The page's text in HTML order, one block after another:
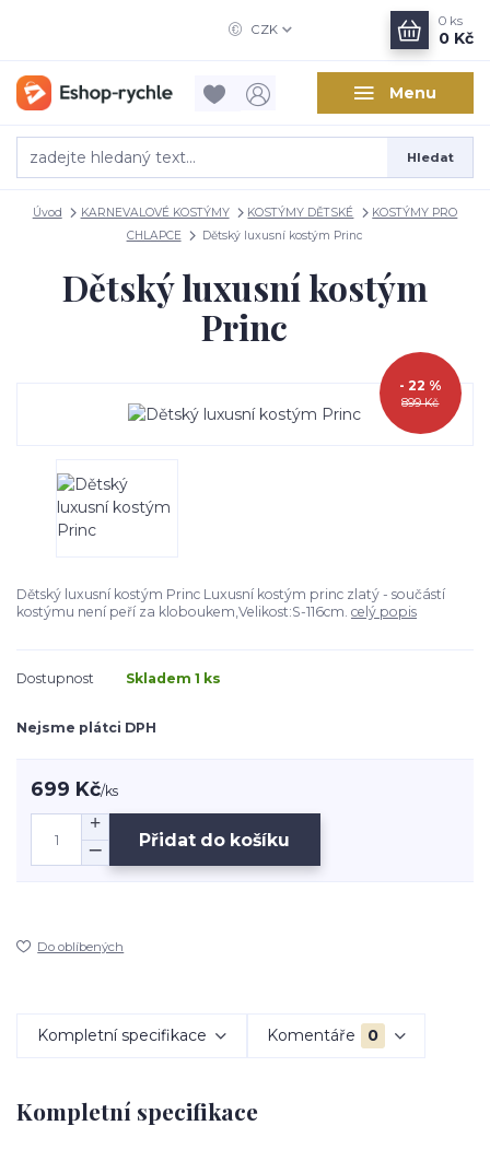
Menu
CZK
Hledat
0 ks
0 Kč
Úvod KARNEVALOVÉ KOSTÝMY KOSTÝMY DĚTSKÉ
KOSTÝMY PRO
CHLAPCE
Dětský luxusní kostým Princ
Dětský luxusní kostým
Princ
899 Kč
- 22 %
Dětský luxusní kostým Princ Luxusní kostým princ zlatý - součástí
kostýmu není peří za kloboukem,Velikost:S-116cm. celý popis
Dostupnost Skladem 1 ks
Nejsme plátci DPH
699 Kč/ks
Přidat do košíku
Do oblíbených
Kompletní specifikace Komentáře 0
Kompletní specifikace